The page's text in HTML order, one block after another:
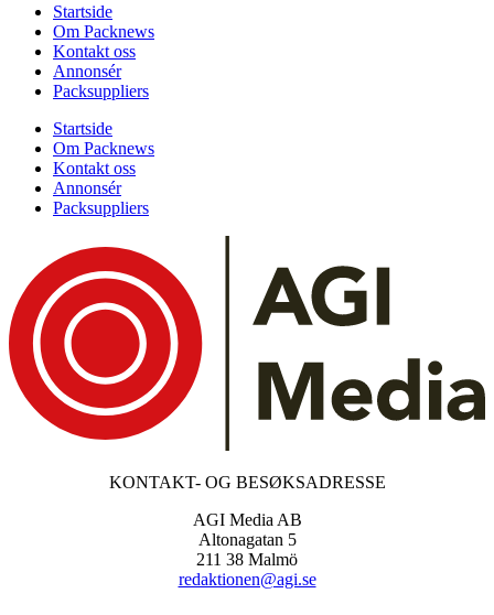
Startside
Om Packnews
Kontakt oss
Annonsér
Packsuppliers
Startside
Om Packnews
Kontakt oss
Annonsér
Packsuppliers
KONTAKT- OG BESØKSADRESSE
AGI Media AB
Altonagatan 5
211 38 Malmö
redaktionen@agi.se